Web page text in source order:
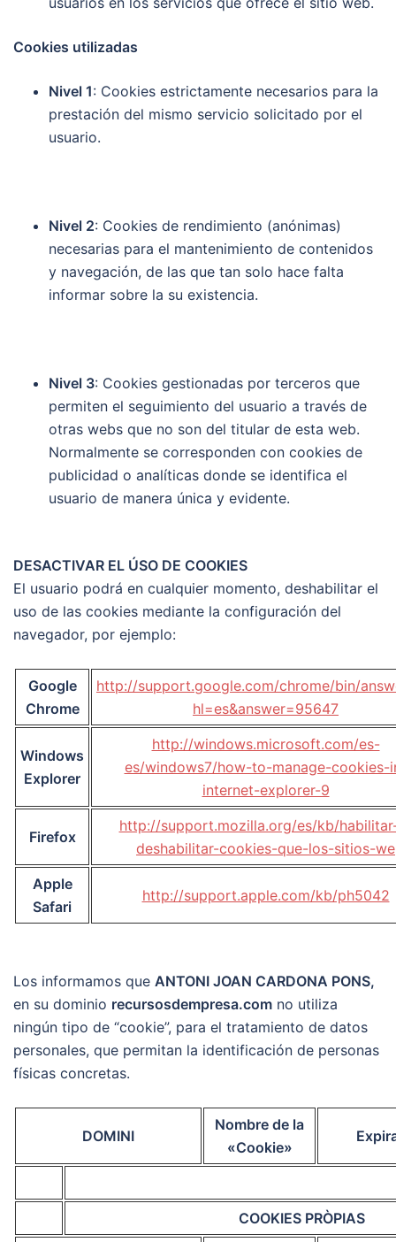
Cookies utilizadas
Nivel 1: Cookies estrictamente necesarios para la
prestación del mismo servicio solicitado por el
usuario.
Nivel 2: Cookies de rendimiento (anónimas)
necesarias para el mantenimiento de contenidos
y navegación, de las que tan solo hace falta
informar sobre la su existencia.
Nivel 3: Cookies gestionadas por terceros que
permiten el seguimiento del usuario a través de
otras webs que no son del titular de esta web.
Normalmente se corresponden con cookies de
publicidad o analíticas donde se identifica el
usuario de manera única y evidente.
DESACTIVAR EL ÚSO DE COOKIES
El usuario podrá en cualquier momento, deshabilitar el
uso de las cookies mediante la configuración del
navegador, por ejemplo:
Google
Chrome
http://support.google.com/chrome/bin/
hl=es&answer=95647
Windows
Explorer
http://windows.microsoft.com/es-
es/windows7/how-to-manage-cookies-
internet-explorer-9
Firefox
http://support.mozilla.org/es/kb/
deshabilitar-cookies-que-los-sitios-we
Apple
Safari
http://support.apple.com/kb/ph5042
Los informamos que ANTONI JOAN CARDONA PONS,
en su dominio recursosdempresa.com no utiliza
ningún tipo de “cookie”, para el tratamiento de datos
personales, que permitan la identificación de personas
físicas concretas.
DOMINI
Nombre de la
«Cookie»
COOKIES PRÒPIAS